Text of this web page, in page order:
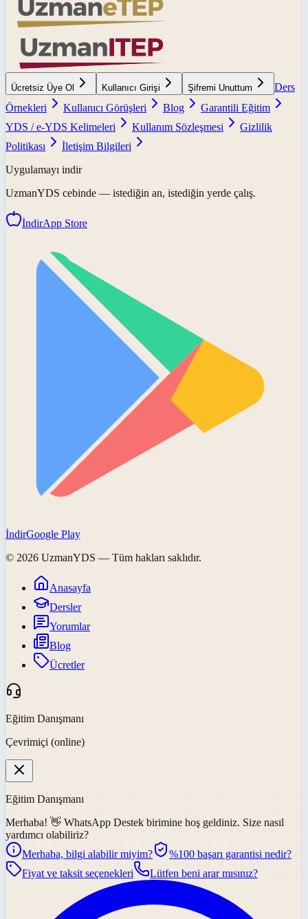
Ücretsiz Üye Ol Kullanıcı Girişi Şifremi Unuttum
Ders
Örnekleri
Kullanıcı Görüşleri Blog
Garantili Eğitim
YDS / e-YDS Kelimeleri
Kullanım Sözleşmesi
Gizlilik
Politikası
İletişim Bilgileri
Uygulamayı indir
UzmanYDS cebinde — istediğin an, istediğin yerde çalış.
İndirApp Store
İndirGoogle Play
© 2026 UzmanYDS — Tüm hakları saklıdır.
Anasayfa
Dersler
Yorumlar
Blog
Ücretler
Eğitim Danışmanı
Çevrimiçi (online)
Eğitim Danışmanı
Merhaba! 👋 WhatsApp Destek birimine hoş geldiniz. Size nasıl
yardımcı olabiliriz?
Merhaba, bilgi alabilir miyim?
%100 başarı garantisi nedir?
Fiyat ve taksit seçenekleri
Lütfen beni arar mısınız?